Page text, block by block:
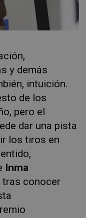
y demás
intuición.
de los
pero el
dar una pista
los tiros en
Inma
tras conocer